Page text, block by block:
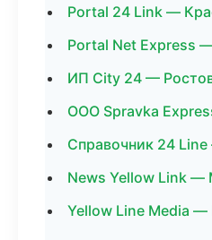
Portal 24 Link —
Portal Net Express
ИП City 24 —
ООО Spravka
Справочник 24
News Yellow Link —
Yellow Line Media